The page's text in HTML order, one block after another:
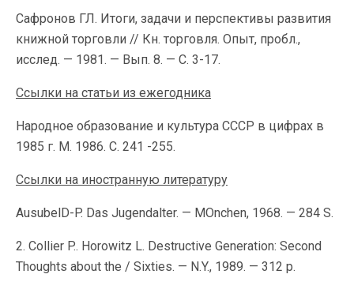
Сафронов ГЛ. Итоги, задачи и перспективы развития
книжной торговли // Кн. торговля. Опыт, пробл.,
исслед. — 1981. — Вып. 8. — С. 3-17.
Ссылки на статьи из ежегодника
Народное образование и культура СССР в цифрах в
1985 г. М. 1986. С. 241 -255.
Ссылки на иностранную литературу
AusubelD-P. Das Jugendalter. — MOnchen, 1968. — 284 S.
2. Collier P.. Horowitz L. Destructive Generation: Second
Thoughts about the / Sixties. — N.Y., 1989. — 312 p.